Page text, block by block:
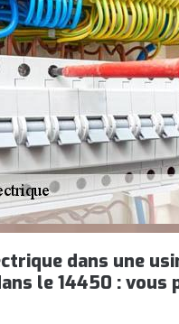
dans une
le 14450 : vous